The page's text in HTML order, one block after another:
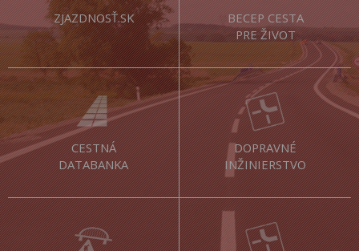
ZJAZDNOSŤ.SK
BECEP CESTA
PRE ŽIVOT
CESTNÁ
DATABANKA
DOPRAVNÉ
INŽINIERSTVO